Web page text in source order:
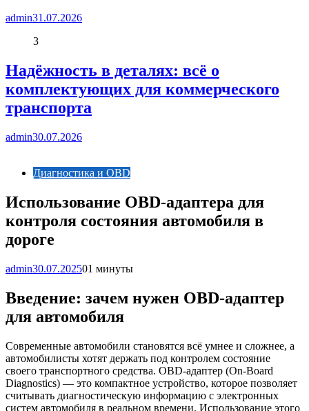
admin31.07.2026
3
Надёжность в деталях: всё о
комплектующих для коммерческого
транспорта
admin30.07.2026
Диагностика и OBD
Использование OBD-адаптера для
контроля состояния автомобиля в
дороге
admin30.07.202501 минуты
Введение: зачем нужен OBD-адаптер
для автомобиля
Современные автомобили становятся всё умнее и сложнее, а
автомобилисты хотят держать под контролем состояние
своего транспортного средства. OBD-адаптер (On-Board
Diagnostics) — это компактное устройство, которое позволяет
считывать диагностическую информацию с электронных
систем автомобиля в реальном времени. Использование этого